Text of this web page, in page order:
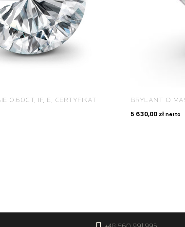
0.60CT, IF, E, CERTYFIKAT BRYLANT O
5 630,00 zł netto